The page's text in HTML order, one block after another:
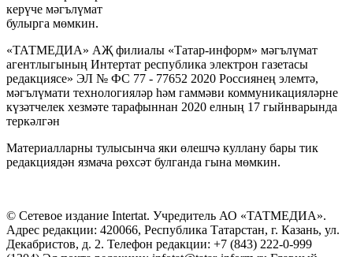
керүче мәгълүмат
булырга мөмкин.
«ТАТМЕДИА» АҖ филиалы «Татар-информ» мәгълүмат
агентлыгының Интертат республика электрон газетасы
редакциясе» ЭЛ № ФС 77 - 77652 2020 Россиянең элемтә,
мәгълүмати технологияләр һәм гаммәви коммуникацияләрне
күзәтчелек хезмәте тарафыннан 2020 елның 17 гыйнварында
теркәлгән
Материалларны тулысынча яки өлешчә куллану бары тик
редакциядән язмача рөхсәт булганда гына мөмкин.
© Сетевое издание Intertat. Учредитель АО «ТАТМЕДИА».
Адрес редакции: 420066, Республика Татарстан, г. Казань, ул.
Декабристов, д. 2. Телефон редакции: +7 (843) 222-0-999